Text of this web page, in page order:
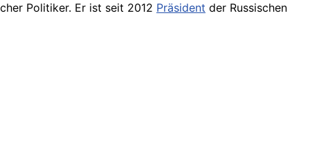
Politiker. Er ist seit 2012 Präsident der Russischen